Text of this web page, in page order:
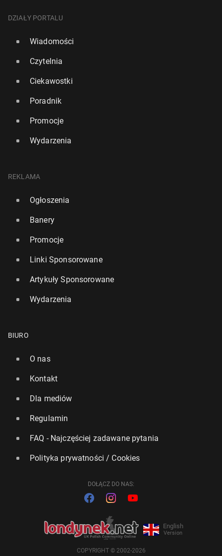
DZIAŁY PORTALU
Wiadomości
Czytelnia
Ciekawostki
Poradnik
Promocje
Wydarzenia
REKLAMA
Ogłoszenia
Banery
Promocje
Linki Sponsorowane
Artykuły Sponsorowane
Wydarzenia
BIURO
O nas
Kontakt
Dla mediów
Regulamin
FAQ - Najczęściej zadawane pytania
Polityka prywatności / Cookies
DOŁĄCZ DO NAS:
English
Version
COPYRIGHT © 2002-2026